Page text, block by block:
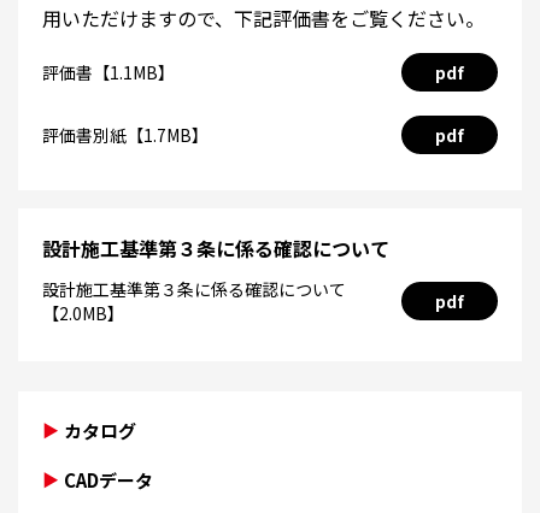
用いただけますので、下記評価書をご覧ください。
評価書【1.1MB】 pdf
評価書別紙【1.7MB】 pdf
設計施工基準第３条に係る確認について
設計施工基準第３条に係る確認について
【2.0MB】
pdf
カタログ
CADデータ